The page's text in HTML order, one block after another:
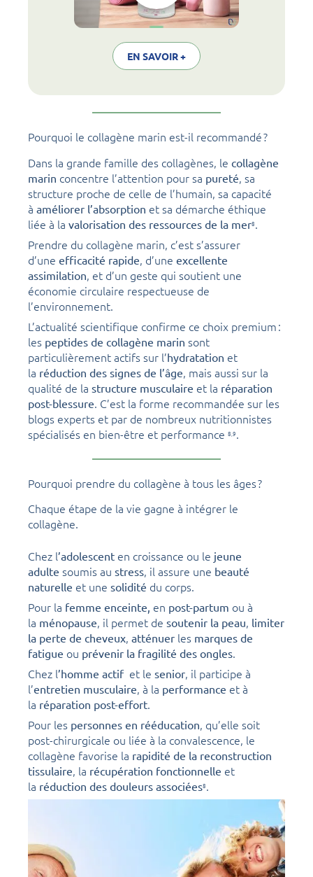
EN SAVOIR +
Pourquoi le collagène marin est-il recommandé ?
Dans la grande famille des collagènes, le collagène
marin concentre l’attention pour sa pureté, sa
structure proche de celle de l’humain, sa capacité
à améliorer l’absorption et sa démarche éthique
liée à la valorisation des ressources de la mer8.
Prendre du collagène marin, c’est s’assurer
d’une efficacité rapide, d’une excellente
assimilation, et d’un geste qui soutient une
économie circulaire respectueuse de
l’environnement.
L’actualité scientifique confirme ce choix premium :
les peptides de collagène marin sont
particulièrement actifs sur l’hydratation et
la réduction des signes de l’âge, mais aussi sur la
qualité de la structure musculaire et la réparation
post-blessure. C’est la forme recommandée sur les
blogs experts et par de nombreux nutritionnistes
spécialisés en bien-être et performance 8, 9.
Pourquoi prendre du collagène à tous les âges ?
Chaque étape de la vie gagne à intégrer le
collagène.
Chez l’adolescent en croissance ou le jeune
adulte soumis au stress, il assure une beauté
naturelle et une solidité du corps.
Pour la femme enceinte, en post-partum ou à
la ménopause, il permet de soutenir la peau, limiter
la perte de cheveux, atténuer les marques de
fatigue ou prévenir la fragilité des ongles.
Chez l’homme actifet le senior, il participe à
l’entretien musculaire, à la performance et à
la réparation post-effort.
Pour les personnes en rééducation, qu’elle soit
post-chirurgicale ou liée à la convalescence, le
collagène favorise la rapidité de la reconstruction
tissulaire, la récupération fonctionnelle et
la réduction des douleurs associées8.